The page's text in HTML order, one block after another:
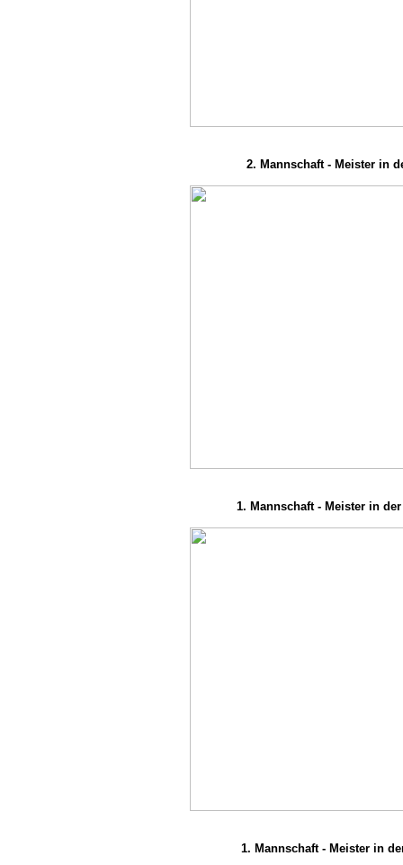
2. Mannschaft - Meister in
1. Mannschaft - Meister in
1. Mannschaft - Meister in